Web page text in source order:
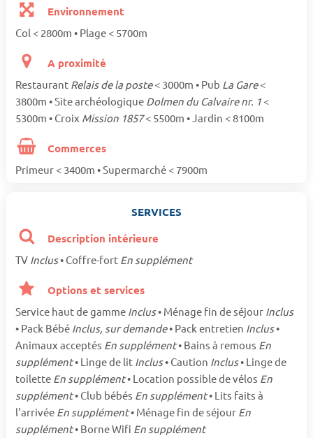
Environnement
Col < 2800m • Plage < 5700m
A proximité
Restaurant Relais de la poste< 3000m • Pub La Gare<
3800m • Site archéologique Dolmen du Calvaire nr. 1 <
5300m • Croix Mission 1857< 5500m • Jardin < 8100m
Commerces
Primeur < 3400m • Supermarché < 7900m
SERVICES
Description intérieure
TV Inclus• Coffre-fort En supplément
Options et services
Service haut de gamme Inclus• Ménage fin de séjour Inclus
• Pack Bébé Inclus, sur demande• Pack entretien Inclus•
Animaux acceptés En supplément• Bains à remous En
supplément• Linge de lit Inclus• Caution Inclus• Linge de
toilette En supplément• Location possible de vélos En
supplément• Club bébés En supplément• Lits faits à
l'arrivée En supplément• Ménage fin de séjour En
supplément• Borne Wifi En supplément